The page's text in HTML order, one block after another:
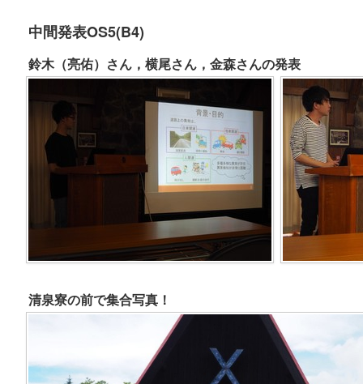
中間発表OS5(B4)
鈴木（亮佑）さん，横尾さん，金森さんの発表
清泉寮の前で集合写真！